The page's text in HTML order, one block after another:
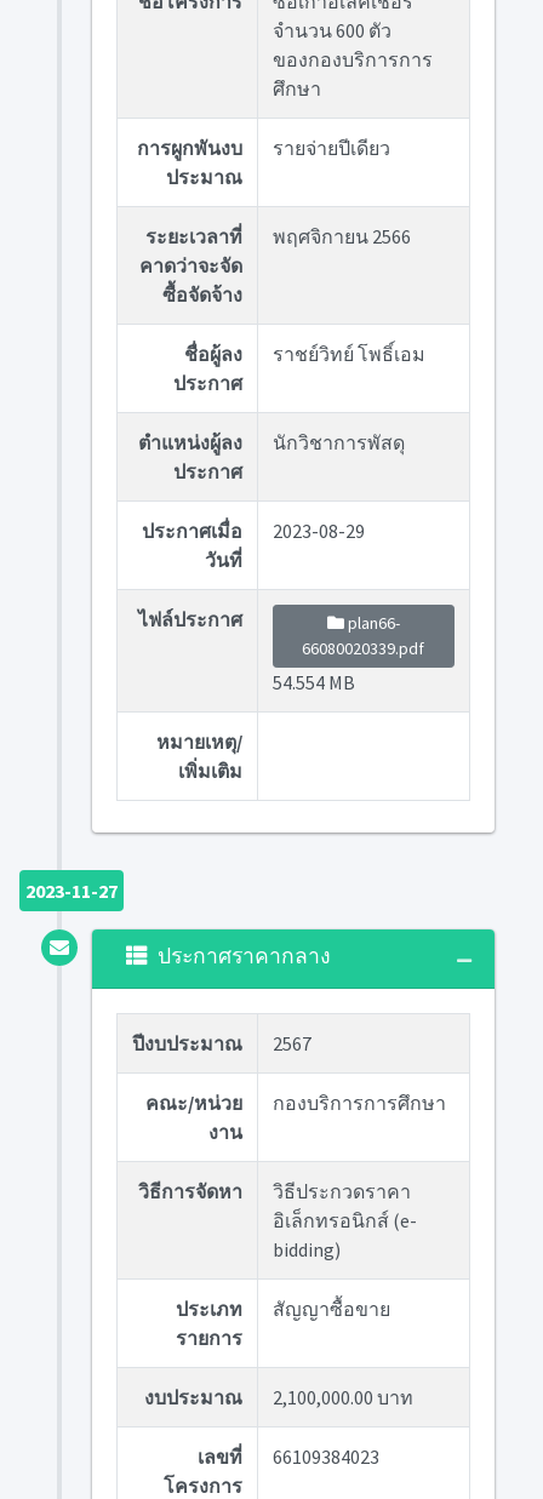
จำนวน 600 ตัว
ของกองบริการการ
ศึกษา
การผูกพันงบ
ประมาณ
รายจ่ายปีเดียว
ระยะเวลาที่
คาดว่าจะจัด
ซื้อจัดจ้าง
พฤศจิกายน 2566
ชื่อผู้ลง
ประกาศ
ราชย์วิทย์ โพธิ์เอม
ตำแหน่งผู้ลง
ประกาศ
นักวิชาการพัสดุ
ประกาศเมื่อ
วันที่
2023-08-29
ไฟล์ประกาศ
plan66-
66080020339.pdf
54.554 MB
หมายเหตุ/
เพิ่มเติม
2023-11-27
ประกาศราคากลาง
ปีงบประมาณ 2567
คณะ/หน่วย
งาน
กองบริการการศึกษา
วิธีการจัดหา
วิธีประกวดราคา
อิเล็กทรอนิกส์ (e-
bidding)
ประเภท
รายการ
สัญญาซื้อขาย
งบประมาณ 2,100,000.00 บาท
เลขที่
โครงการ
66109384023